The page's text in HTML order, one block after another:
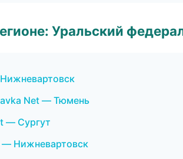
Уральский
Net — Тюмень
— Сургут
— Нижневартовск